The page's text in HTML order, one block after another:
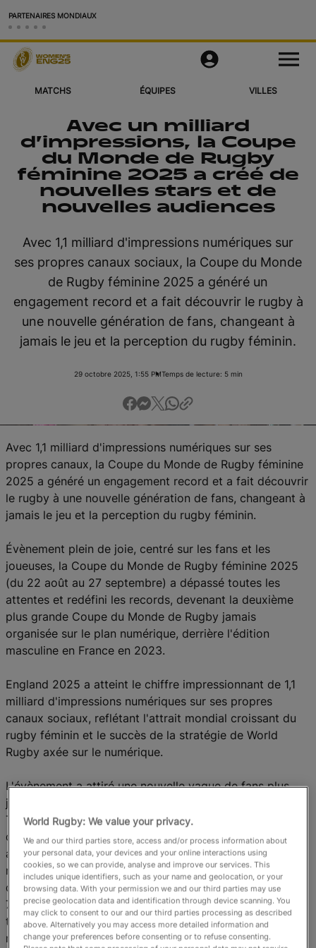
PARTENAIRES MONDIAUX
M
Matchs
Équipes
Villes et Stades
Vidéos
Voir Plus
Application Officielle
Official Store
English
MATCHS ÉQUIPES VILLES
Avec un milliard
d'impressions, la Coupe
du Monde de Rugby
féminine 2025 a créé de
nouvelles stars et de
nouvelles audiences
Avec 1,1 milliard d'impressions numériques sur
ses propres canaux sociaux, la Coupe du Monde
de Rugby féminine 2025 a généré un
engagement record et a fait découvrir le rugby à
une nouvelle génération de fans, changeant à
jamais le jeu et la perception du rugby féminin.
29 octobre 2025, 1:55 PMTemps de lecture: 5 min
Avec 1,1 milliard d'impressions numériques sur ses
propres canaux, la Coupe du Monde de Rugby féminine
2025 a généré un engagement record et a fait découvrir
le rugby à une nouvelle génération de fans, changeant à
jamais le jeu et la perception du rugby féminin.
Évènement plein de joie, centré sur les fans et les
joueuses, la Coupe du Monde de Rugby féminine 2025
(du 22 août au 27 septembre) a dépassé toutes les
attentes et redéfini les records, devenant la deuxième
plus grande Coupe du Monde de Rugby jamais
organisée sur le plan numérique, derrière l'édition
masculine en France en 2023.
England 2025 a atteint le chiffre impressionnant de 1,1
milliard d'impressions numériques sur ses propres
canaux sociaux, reflétant l'attrait mondial croissant du
rugby féminin et le succès de la stratégie de World
Rugby axée sur le numérique.
L'évènement a attiré une nouvelle vague de fans plus
jeunes et d'origines plus diversifiées, en particulier sur
TikTok et Instagram, les fans féminin représentant les
deux tiers de tous les nouveaux abonnés. Cette forte
augmentation de l'engagement s'est reflétée sur les
réseaux sociaux officiels, qui ont enregistré 31,1 millions
d'interactions (likes, partages et commentaires) pour 8
760 publications, démontrant l'attrait croissant du
tournoi et sa portée culturelle auprès d'un public
mondial plus large.
World Rugby: We value your privacy.
We and our third parties store, access and/or process information about
your personal data, your devices and your online interactions using
cookies, so we can provide, analyse and improve our services. This
includes unique identifiers, such as your name and geolocation, or your
browsing data. With your permission we and our third parties may use
precise geolocation data and identification through device scanning. You
may click to consent to our and our third parties processing as described
above. Alternatively you may access more detailed information and
change your preferences before consenting or to refuse consenting.